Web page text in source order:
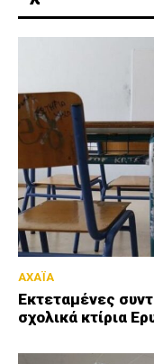
ΑΧΑΪΑ
Εκτεταμένες
σχολικά κτίρια